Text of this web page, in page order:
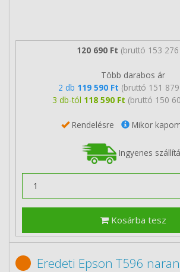
120 690 Ft (bruttó 153 276
Több darabos ár
2 db 119 590 Ft (bruttó 151
3 db-tól 118 590 Ft (bruttó 150
Rendelésre Mikor
Ingyenes
Kosárba tesz
Eredeti Epson T596